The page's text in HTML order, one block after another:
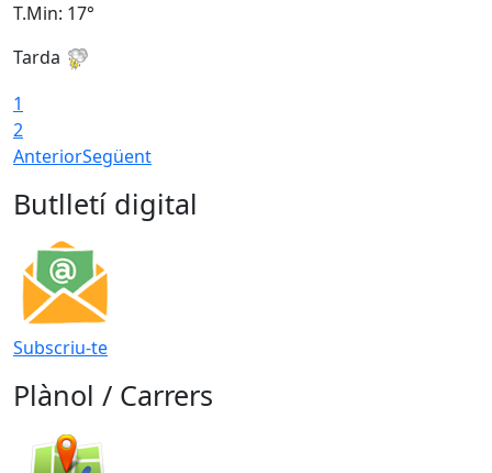
T.Min: 17°
Tarda
1
2
AnteriorSegüent
Butlletí digital
Subscriu-te
Plànol / Carrers